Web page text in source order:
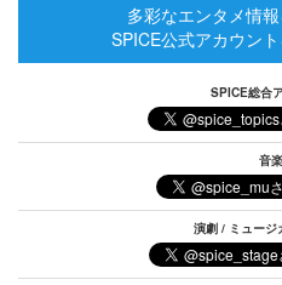
多彩なエンタメ情
SPICE公式アカウン
SPICE総合
音楽
演劇 / ミュージ